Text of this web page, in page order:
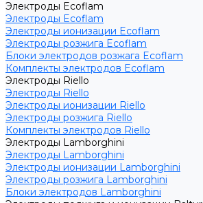
Электроды Ecoflam
Электроды Ecoflam
Электроды ионизации Ecoflam
Электроды розжига Ecoflam
Блоки электродов розжага Ecoflam
Комплекты электродов Ecoflam
Электроды Riello
Электроды Riello
Электроды ионизации Riello
Электроды розжига Riello
Комплекты электродов Riello
Электроды Lamborghini
Электроды Lamborghini
Электроды ионизации Lamborghini
Электроды розжига Lamborghini
Блоки электродов Lamborghini